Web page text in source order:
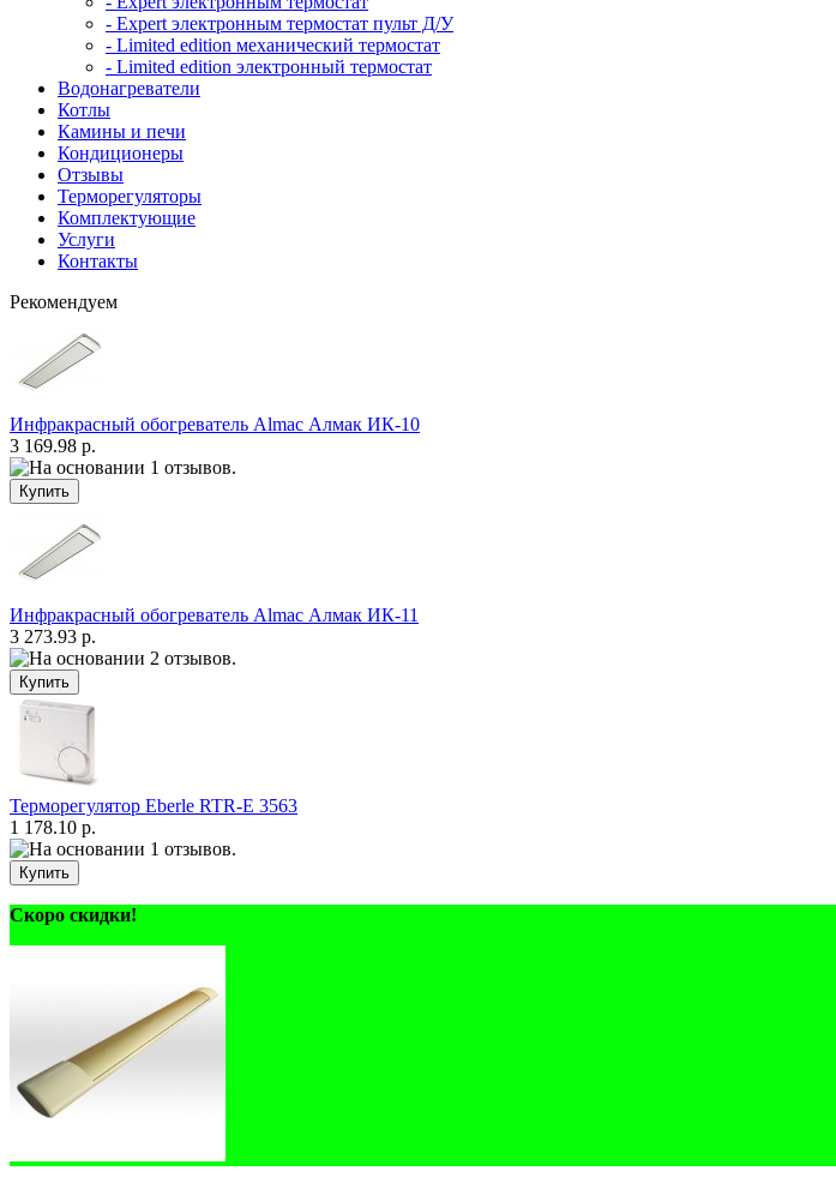
- Expert электронным термостат пульт Д/У
- Limited edition механический термостат
- Limited edition электронный термостат
Водонагреватели
Котлы
Камины и печи
Кондиционеры
Отзывы
Терморегуляторы
Комплектующие
Услуги
Контакты
Рекомендуем
Инфракрасный обогреватель Almac Алмак ИК-10
3 169.98 р.
Инфракрасный обогреватель Almac Алмак ИК-11
3 273.93 р.
Терморегулятор Eberle RTR-E 3563
1 178.10 р.
Скоро скидки!